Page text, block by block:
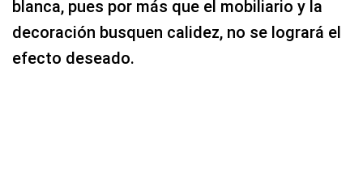
blanca, pues por más que el mobiliario y la
decoración busquen calidez, no se logrará el
efecto deseado.